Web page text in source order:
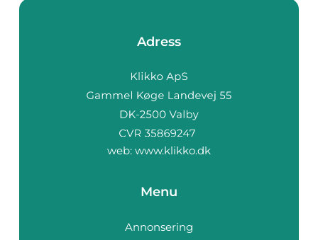
Adress
web: www.klikko.dk
Menu
Annonsering